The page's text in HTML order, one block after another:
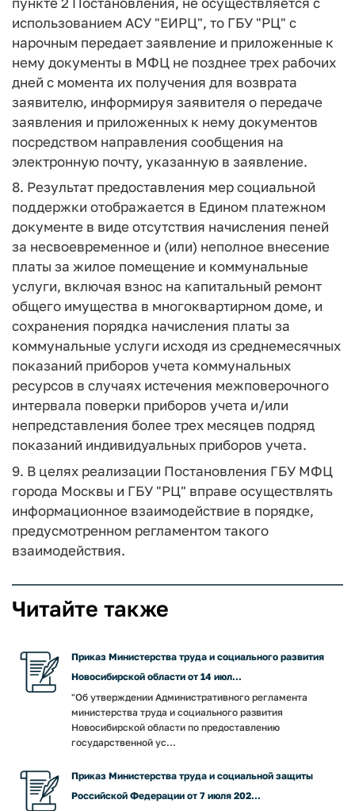
использованием АСУ "ЕИРЦ", то ГБУ "РЦ" с
нарочным передает заявление и приложенные к
нему документы в МФЦ не позднее трех рабочих
дней с момента их получения для возврата
заявителю, информируя заявителя о передаче
заявления и приложенных к нему документов
посредством направления сообщения на
электронную почту, указанную в заявление.
8. Результат предоставления мер социальной
поддержки отображается в Едином платежном
документе в виде отсутствия начисления пеней
за несвоевременное и (или) неполное внесение
платы за жилое помещение и коммунальные
услуги, включая взнос на капитальный ремонт
общего имущества в многоквартирном доме, и
сохранения порядка начисления платы за
коммунальные услуги исходя из среднемесячных
показаний приборов учета коммунальных
ресурсов в случаях истечения межповерочного
интервала поверки приборов учета и/или
непредставления более трех месяцев подряд
показаний индивидуальных приборов учета.
9. В целях реализации Постановления ГБУ МФЦ
города Москвы и ГБУ "РЦ" вправе осуществлять
информационное взаимодействие в порядке,
предусмотренном регламентом такого
взаимодействия.
Читайте также
Приказ Министерства труда и социального развития
Новосибирской области от 14 июл...
"Об утверждении Административного регламента
министерства труда и социального развития
Новосибирской области по предоставлению
государственной ус...
Приказ Министерства труда и социальной защиты
Российской Федерации от 7 июля 202...